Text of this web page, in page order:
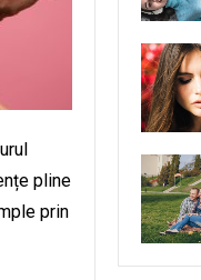
pline
prin